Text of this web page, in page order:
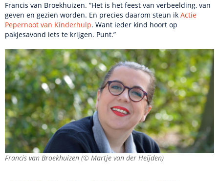
Francis van Broekhuizen. “Het is het feest van verbeelding, van
geven en gezien worden. En precies daarom steun ik Actie
Pepernoot van Kinderhulp. Want ieder kind hoort op
pakjesavond iets te krijgen. Punt.”
Francis van Broekhuizen (© Martje van der Heijden)